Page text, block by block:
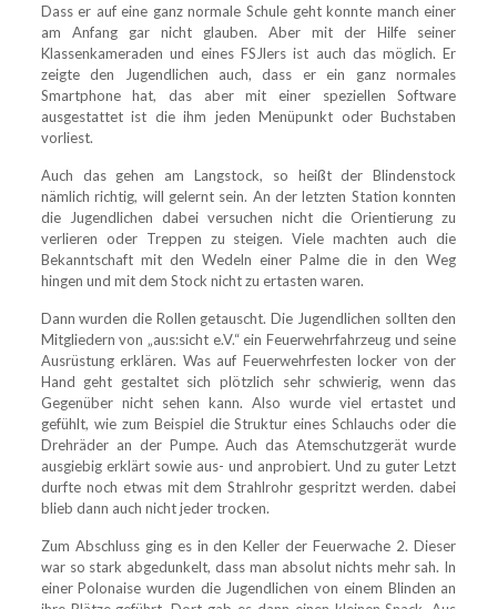
Dass er auf eine ganz normale Schule geht konnte manch einer
am Anfang gar nicht glauben. Aber mit der Hilfe seiner
Klassenkameraden und eines FSJlers ist auch das möglich. Er
zeigte den Jugendlichen auch, dass er ein ganz normales
Smartphone hat, das aber mit einer speziellen Software
ausgestattet ist die ihm jeden Menüpunkt oder Buchstaben
vorliest.
Auch das gehen am Langstock, so heißt der Blindenstock
nämlich richtig, will gelernt sein. An der letzten Station konnten
die Jugendlichen dabei versuchen nicht die Orientierung zu
verlieren oder Treppen zu steigen. Viele machten auch die
Bekanntschaft mit den Wedeln einer Palme die in den Weg
hingen und mit dem Stock nicht zu ertasten waren.
Dann wurden die Rollen getauscht. Die Jugendlichen sollten den
Mitgliedern von „aus:sicht e.V.“ ein Feuerwehrfahrzeug und seine
Ausrüstung erklären. Was auf Feuerwehrfesten locker von der
Hand geht gestaltet sich plötzlich sehr schwierig, wenn das
Gegenüber nicht sehen kann. Also wurde viel ertastet und
gefühlt, wie zum Beispiel die Struktur eines Schlauchs oder die
Drehräder an der Pumpe. Auch das Atemschutzgerät wurde
ausgiebig erklärt sowie aus- und anprobiert. Und zu guter Letzt
durfte noch etwas mit dem Strahlrohr gespritzt werden. dabei
blieb dann auch nicht jeder trocken.
Zum Abschluss ging es in den Keller der Feuerwache 2. Dieser
war so stark abgedunkelt, dass man absolut nichts mehr sah. In
einer Polonaise wurden die Jugendlichen von einem Blinden an